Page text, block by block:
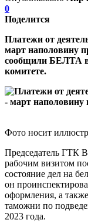
0
Поделится
Платежи от
март наполовину
сообщили БЕЛТА в
комитете.
Фото носит
Председатель ГТК
рабочим визитом
состояние дел на
он
оформления, а
таможни по
2023 года.